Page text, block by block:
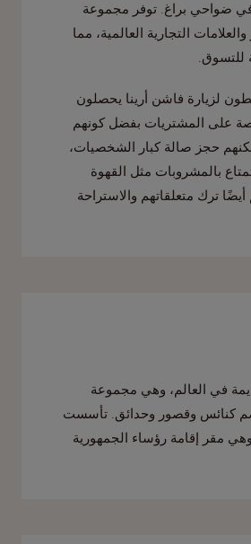
في ضواحي براغ. توفر مجموعة
التجارية العالمية، مما
للتسوق.
لزيارة فاشن أرينا يحصلون
على المشتريات بفضل كونهم
حجز صالة كبار الشخصيات،
بالمشروبات مثل القهوة
أيضًا ترك متعلقاتهم والاستراحة
في العالم، وهي مجموعة
كنائس وقصور وحدائق. تأسست
مقر إقامة رؤساء الجمهورية